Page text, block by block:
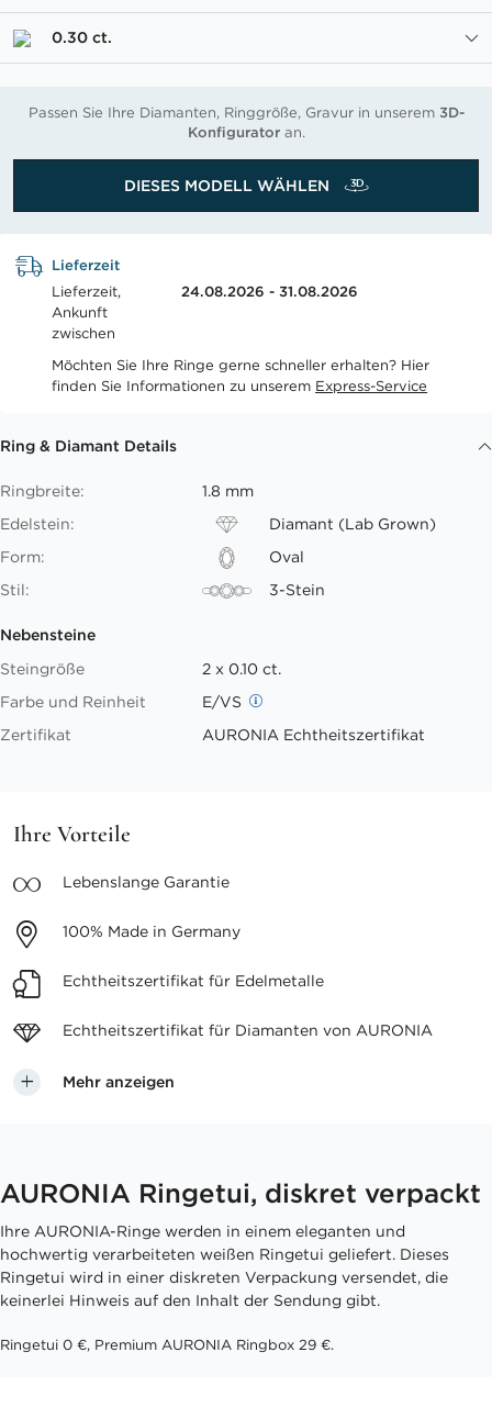
0.30 ct.
Passen Sie Ihre Diamanten, Ringgröße, Gravur in unserem 3D-
Konfiguratoran.
DIESES MODELL WÄHLEN
Lieferzeit
Lieferzeit,
Ankunft
zwischen
24.08.2026 - 31.08.2026
Möchten Sie Ihre Ringe gerne schneller erhalten? Hier
finden Sie Informationen zu unserem Express-Service
Ring & Diamant Details
Ringbreite:
1.8 mm
Edelstein:
Diamant (Lab Grown)
Form:
Oval
Stil:
3-Stein
Nebensteine
Steingröße
2 x 0.10 ct.
Farbe und Reinheit
E/VS
Zertifikat
AURONIA Echtheitszertifikat
Ihre Vorteile
Lebenslange Garantie
100% Made in Germany
Echtheitszertifikat für Edelmetalle
Echtheitszertifikat für Diamanten von AURONIA
Mehr anzeigen
AURONIA Ringetui, diskret verpackt
Ihre AURONIA-Ringe werden in einem eleganten und
hochwertig verarbeiteten weißen Ringetui geliefert. Dieses
Ringetui wird in einer diskreten Verpackung versendet, die
keinerlei Hinweis auf den Inhalt der Sendung gibt.
Ringetui 0 €, Premium AURONIA Ringbox 29 €.